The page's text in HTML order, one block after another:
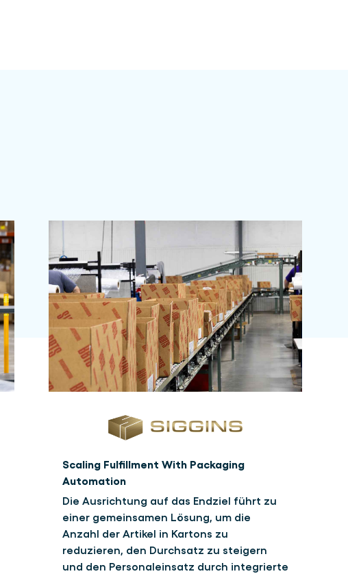
Scaling Fulfillment With Packaging
Automation
Die Ausrichtung auf das Endziel führt zu
einer gemeinsamen Lösung, um die
Anzahl der Artikel in Kartons zu
reduzieren, den Durchsatz zu steigern
und den Personaleinsatz durch integrierte